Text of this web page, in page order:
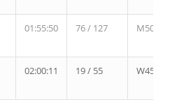
01:55:50 76 / 127 M50
02:00:11 19 / 55 W45